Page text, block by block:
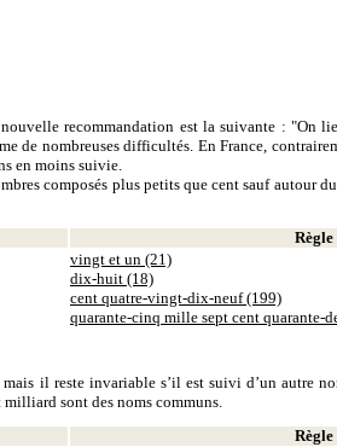
recommandation est la suivante : "On
de nombreuses difficultés. En France,
en moins suivie.
composés plus petits que cent sauf autour
vingt et un (21)
dix-huit (18)
cent quatre-vingt-dix-neuf (199)
quarante-cinq mille sept cent quarante-
il reste invariable s’il est suivi d’un autre
sont des noms communs.